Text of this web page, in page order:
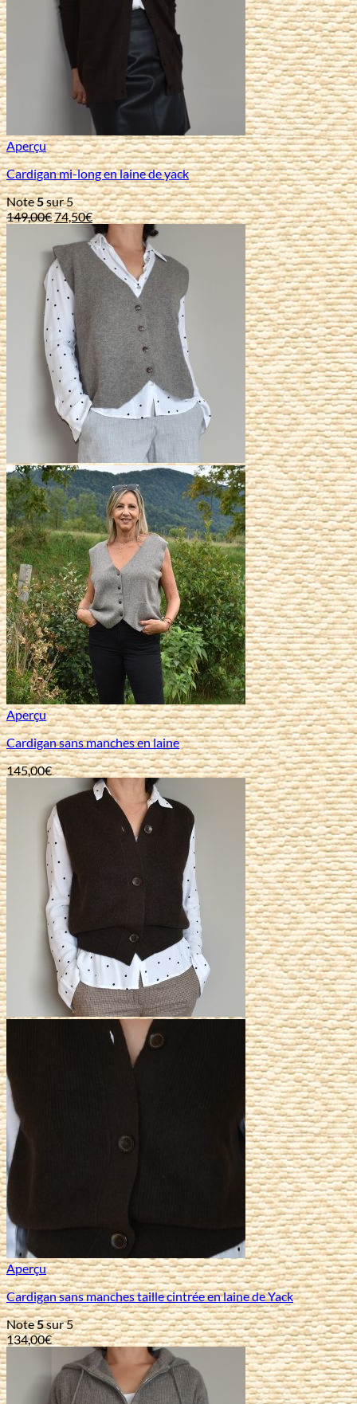
Aperçu
Cardigan mi-long en laine de yack
Note5sur 5
149,00€Le
initial
était :
149,00€.
74,50€Le
prix
actuel
est :
74,50€.
Aperçu
Cardigan sans manches en laine
145,00€
Aperçu
Cardigan sans manches taille cintrée en laine de Yack
Note5sur 5
134,00€